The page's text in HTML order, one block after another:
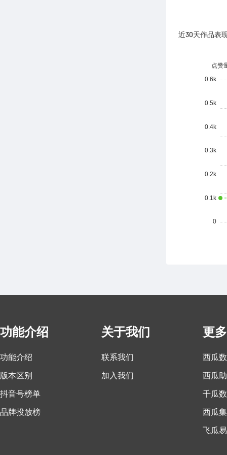
近30天作品表
功能介绍
功能介绍
版本区别
抖音号榜单
品牌投放榜
关于我们
联系我们
加入我们
更
西瓜
西瓜
千瓜
西瓜集
飞瓜